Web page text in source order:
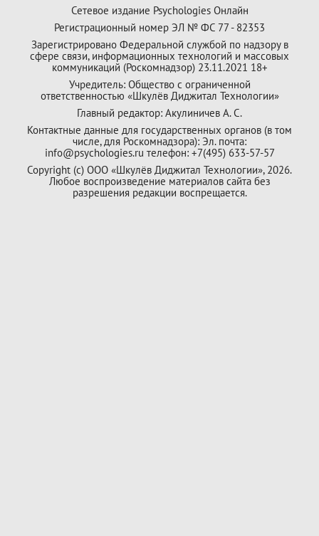
Сетевое издание Psychologies Онлайн
Регистрационный номер ЭЛ № ФС 77 - 82353
Зарегистрировано Федеральной службой по надзору в
сфере связи, информационных технологий и массовых
коммуникаций (Роскомнадзор) 23.11.2021 18+
Учредитель: Общество с ограниченной
ответственностью «Шкулёв Диджитал Технологии»
Главный редактор: Акулиничев А. С.
Контактные данные для государственных органов (в том
числе, для Роскомнадзора): Эл. почта:
info@psychologies.ru телефон: +7(495) 633-57-57
Copyright (с) ООО «Шкулёв Диджитал Технологии», 2026.
Любое воспроизведение материалов сайта без
разрешения редакции воспрещается.